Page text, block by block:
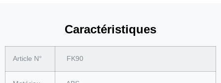
Caractéristiques
Article N° FK90